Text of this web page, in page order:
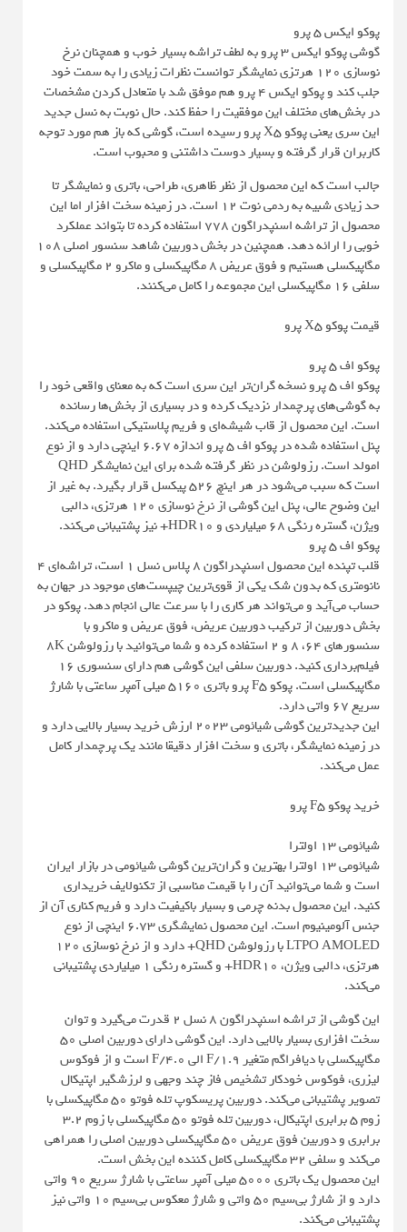
پوکو ایکس 5 پرو
گوشی پوکو ایکس 3 پرو به لطف تراشه بسیار خوب و همچنان نرخ
نوسازی 120 هرتزی نمایشگر توانست نظرات زیادی را به سمت خود
جلب کند و پوکو ایکس 4 پرو هم موفق شد با متعادل کردن مشخصات
در بخش‌های مختلف این موفقیت را حفظ کند. حال نوبت به نسل جدید
این سری یعنی پوکو X5 پرو رسیده است، گوشی که باز هم مورد توجه
کاربران قرار گرفته و بسیار دوست داشتنی و محبوب است.
جالب است که این محصول از نظر ظاهری، طراحی، باتری و نمایشگر تا
حد زیادی شبیه به ردمی نوت 12 است. در زمینه سخت افزار اما این
محصول از تراشه اسنپدراگون 778 استفاده کرده تا بتواند عملکرد
خوبی را ارائه دهد. همچنین در بخش دوربین شاهد سنسور اصلی 108
مگاپیکسلی هستیم و فوق عریض 8 مگاپیکسلی و ماکرو 2 مگاپیکسلی و
سلفی 16 مگاپیکسلی این مجموعه را کامل می‌کنند.
قیمت پوکو X5 پرو
پوکو اف 5 پرو
پوکو اف 5 پرو نسخه گران‌تر این سری است که به معنای واقعی خود را
به گوشی‌های پرچمدار نزدیک کرده و در بسیاری از بخش‌ها رسانده
است. این محصول از قاب شیشه‌ای و فریم پلاستیکی استفاده می‌کند.
پنل استفاده شده در پوکو اف 5 پرو اندازه 6.67 اینچی دارد و از نوع
امولد است. رزولوشن در نظر گرفته شده برای این نمایشگر QHD
است که سبب می‌شود در هر اینچ 526 پیکسل قرار بگیرد. به غیر از
این وضوح عالی، پنل این گوشی از نرخ نوسازی 120 هرتزی، دالبی
ویژن، گستره رنگی 68 میلیاردی و HDR10+ نیز پشتیبانی می‌کند.
پوکو اف 5 پرو
قلب تپنده این محصول اسنپدراگون 8 پلاس نسل 1 است، تراشه‌ای 4
نانومتری که بدون شک یکی از قوی‌ترین چیپست‌های موجود در جهان به
حساب می‌آید و می‌تواند هر کاری را با سرعت عالی انجام دهد. پوکو در
بخش دوربین از ترکیب دوربین عریض، فوق عریض و ماکرو با
سنسورهای 64، 8 و 2 استفاده کرده و شما می‌توانید با رزولوشن 8K
فیلم‌برداری کنید. دوربین سلفی این گوشی هم دارای سنسوری 16
مگاپیکسلی است. پوکو F5 پرو باتری 5160 میلی‌ آمپر ساعتی با شارژ
سریع 67 واتی دارد.
این جدیدترین گوشی شیائومی 2023 ارزش خرید بسیار بالایی دارد و
در زمینه نمایشگر، باتری و سخت افزار دقیقا مانند یک پرچمدار کامل
عمل می‌کند.
خرید پوکو F5 پرو
شیائومی 13 اولترا
شیائومی 13 اولترا بهترین و گران‌ترین گوشی شیائومی در بازار ایران
است و شما می‌توانید آن را با قیمت مناسبی از تکنولایف خریداری
کنید. این محصول بدنه چرمی و بسیار باکیفیت دارد و فریم کناری آن از
جنس آلومینیوم است. این محصول نمایشگری 6.73 اینچی از نوع
LTPO AMOLED با رزولوشن QHD+ دارد و از نرخ نوسازی 120
هرتزی، دالبی ویژن، HDR10+ و گستره رنگی 1 میلیاردی پشتیبانی
می‌کند.
این گوشی از تراشه اسنپدراگون 8 نسل 2 قدرت می‌گیرد و توان
سخت افزاری بسیار بالایی دارد. این گوشی دارای دوربین اصلی 50
مگاپیکسلی با دیافراگم متغیر F/1.9 الی F/4.0 است و از فوکوس
لیزری، فوکوس خودکار تشخیص فاز چند وجهی و لرزشگیر اپتیکال
تصویر پشتیبانی می‌کند. دوربین پریسکوپ تله فوتو 50 مگاپیکسلی با
زوم 5 برابری اپتیکال، دوربین تله فوتو 50 مگاپیکسلی با زوم 3.2
برابری و دوربین فوق عریض 50 مگاپیکسلی دوربین اصلی را همراهی
می‌کند و سلفی 32 مگاپیکسلی کامل کننده این بخش است.
این محصول یک باتری 5000 میلی آمپر ساعتی با شارژ سریع 90 واتی
دارد و از شارژ بی‌سیم 50 واتی و شارژ معکوس بی‌سیم 10 واتی نیز
پشتیبانی می‌کند.